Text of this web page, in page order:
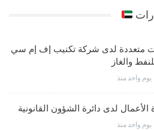
متعددة لدى شركة تكنيب إف إم سي
والغاز
يوم واحد منذ
لدى دائرة الشؤون القانونية
يوم واحد منذ